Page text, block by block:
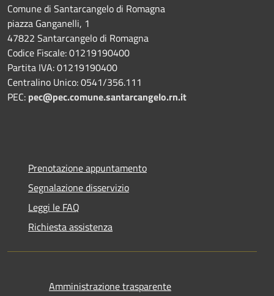
Comune di Santarcangelo di Romagna
piazza Ganganelli, 1
47822 Santarcangelo di Romagna
Codice Fiscale: 01219190400
Partita IVA: 01219190400
Centralino Unico: 0541/356.111
PEC: pec@pec.comune.santarcangelo.rn.it
Prenotazione appuntamento
Segnalazione disservizio
Leggi le FAQ
Richiesta assistenza
Amministrazione trasparente